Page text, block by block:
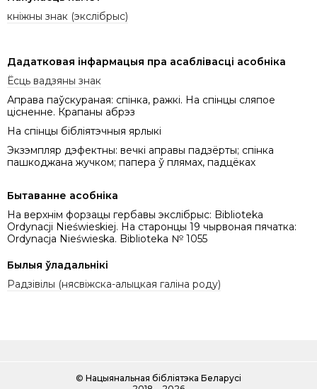
кніжны знак (экслібрыс)
Дадатковая інфармацыя пра асаблівасці асобніка
Ёсць вадзяны знак
Аправа паўскураная: спінка, ражкі. На спінцы сляпое
цісненне. Крапаны абрэз
На спінцы бібліятэчныя ярлыкі
Экзэмпляр дэфектны: вечкі аправы падзёрты; спінка
пашкоджана жучком; папера ў плямах, падцёках
Бытаванне асобніка
На верхнім форзацы гербавы экслібрыс: Biblioteka
Ordynacji Nieświeskiej. На старонцы 19 чырвоная пячатка:
Ordynacja Nieświeska. Biblioteka № 1055
Былыя ўладальнікі
Радзівілы (нясвіжска-алыцкая галіна роду)
© Нацыянальная бібліятэка Беларусі